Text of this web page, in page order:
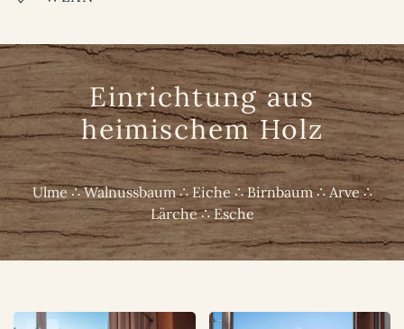
Einrichtung aus
heimischem Holz
Ulme ∴ Walnussbaum ∴ Eiche ∴ Birnbaum ∴ Arve ∴
Lärche ∴ Esche